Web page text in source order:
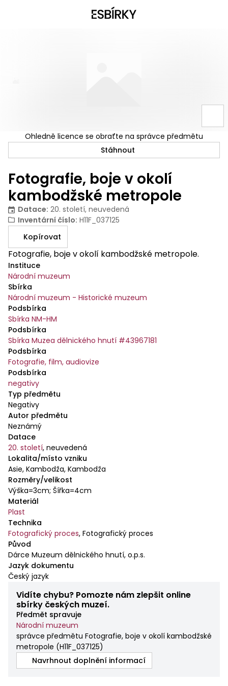
Fotografie, boje v okolí
kambodžské metropole
Datace: 20. století, neuvedená
Inventární číslo: H11F_037125
Kopírovat
Fotografie, boje v okolí kambodžské metropole.
Instituce
Národní muzeum
Sbírka
Národní muzeum - Historické muzeum
Podsbírka
Sbírka NM-HM
Podsbírka
Sbírka Muzea dělnického hnutí #43967181
Podsbírka
Fotografie, film, audiovize
Podsbírka
negativy
Typ předmětu
Negativy
Autor předmětu
Neznámý
Datace
20. století, neuvedená
Lokalita/místo vzniku
Asie, Kambodža, Kambodža
Rozměry/velikost
Výška=3cm; Šířka=4cm
Materiál
Plast
Technika
Fotografický proces, Fotografický proces
Původ
Dárce Muzeum dělnického hnutí, o.p.s.
Jazyk dokumentu
Český jazyk
Vidíte chybu? Pomozte nám zlepšit online
sbírky českých muzeí.
Předmět spravuje
Národní muzeum
správce předmětu Fotografie, boje v okolí kambodžské
metropole (H11F_037125)
Navrhnout doplnění informací
Ohledně licence se obraťte na správce předmětu
Stáhnout